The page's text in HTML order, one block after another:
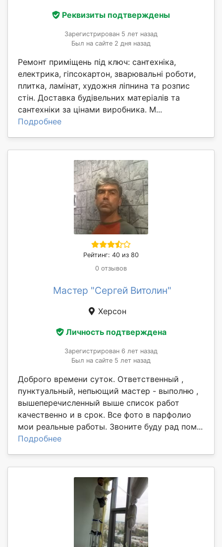
Реквизиты подтверждены
Зарегистрирован 5 лет назад
Был на сайте 2 дня назад
Ремонт приміщень під ключ: сантехніка,
електрика, гіпсокартон, зварювальні роботи,
плитка, ламінат, художня ліпнина та розпис
стін. Доставка будівельних матеріалів та
сантехніки за цінами виробника. М...
Подробнее
Рейтинг: 40 из 80
0 отзывов
Мастер "Сергей Витолин"
Херсон
Личность подтверждена
Зарегистрирован 6 лет назад
Был на сайте 5 лет назад
Доброго времени суток. Ответственный ,
пунктуальный, непьющий мастер - выполню ,
вышеперечисленный выше список работ
качественно и в срок. Все фото в парфолио
мои реальные работы. Звоните буду рад пом...
Подробнее